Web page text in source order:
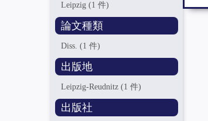
Leipzig(1 件)
論文種類
Diss.(1 件)
出版地
Leipzig-Reudnitz(1 件)
出版社